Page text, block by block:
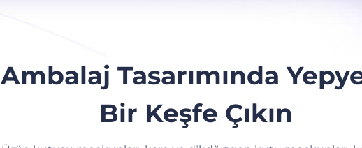
Ambalaj Tasarımında
Bir Keşfe Çıkın